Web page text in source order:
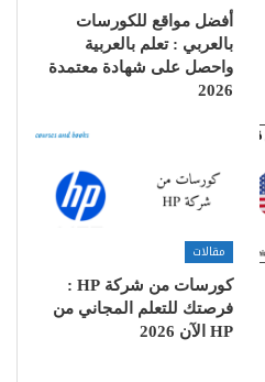
أفضل مواقع للكورسات
بالعربي : تعلم بالعربية
واحصل على شهادة معتمدة
2026
مقالات
كورسات من شركة HP :
فرصتك للتعلم المجاني من
HP الآن 2026